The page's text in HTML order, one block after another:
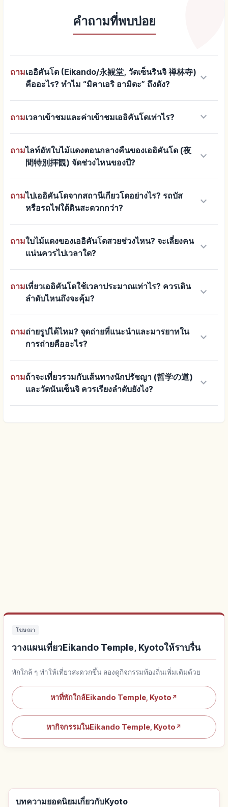
คำถามที่พบบ่อย
ถามเออิคันโด (Eikando/永観堂, วัดเซ็นรินจิ 禅林寺)
คืออะไร? ทำไม “มิคาเอริ อามิดะ” ถึงดัง?
keyboard_arrow_down
ถามเวลาเข้าชมและค่าเข้าชมเออิคันโดเท่าไร? keyboard_arrow_down
ถามไลท์อัพใบไม้แดงตอนกลางคืนของเออิคันโด (夜
間特別拝観) จัดช่วงไหนของปี?
keyboard_arrow_down
ถามไปเออิคันโดจากสถานีเกียวโตอย่างไร? รถบัส
หรือรถไฟใต้ดินสะดวกกว่า?
keyboard_arrow_down
ถามใบไม้แดงของเออิคันโดสวยช่วงไหน? จะเลี่ยงคน
แน่นควรไปเวลาใด?
keyboard_arrow_down
ถามเที่ยวเออิคันโดใช้เวลาประมาณเท่าไร? ควรเดิน
ลำดับไหนถึงจะคุ้ม?
keyboard_arrow_down
ถามถ่ายรูปได้ไหม? จุดถ่ายที่แนะนำและมารยาทใน
การถ่ายคืออะไร?
keyboard_arrow_down
ถามถ้าจะเที่ยวรวมกับเส้นทางนักปรัชญา (哲学の道)
และวัดนันเซ็นจิ ควรเรียงลำดับยังไง?
keyboard_arrow_down
โฆษณา
วางแผนเที่ยวEikando Temple, Kyotoให้ราบรื่น
พักใกล้ ๆ ทำให้เที่ยวสะดวกขึ้น ลองดูกิจกรรมท้องถิ่นเพิ่มเติมด้วย
หาที่พักใกล้Eikando Temple, Kyoto ↗
หากิจกรรมในEikando Temple, Kyoto ↗
บทความยอดนิยมเกี่ยวกับKyoto